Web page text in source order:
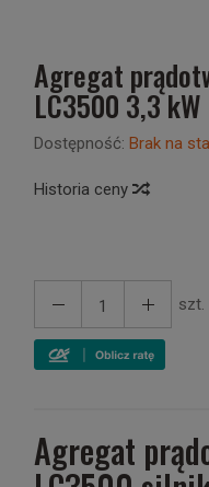
Agregat
LC3500 3,3 kW
Dostępność: Brak na
Historia ceny
szt.
Agregat